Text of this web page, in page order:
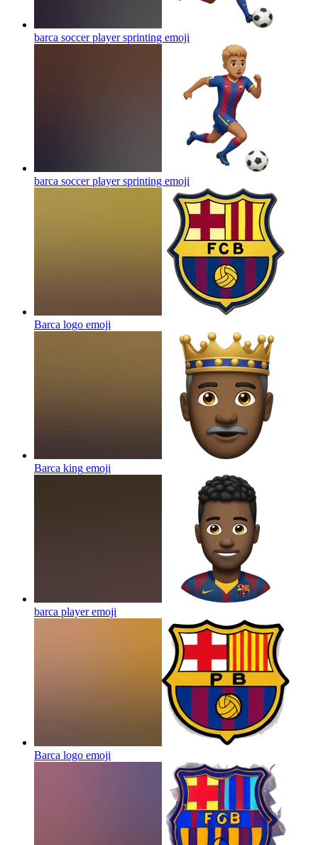
barca soccer player sprinting emoji
barca soccer player sprinting emoji
Barca logo emoji
Barca king emoji
barca playeremoji
Barca logo emoji